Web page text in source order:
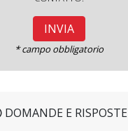
* campo obbligatorio
DOMANDE E RISPOSTE